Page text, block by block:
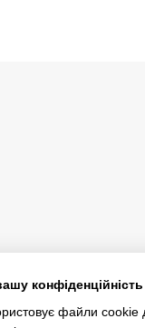
конфіденційність
файли cookie